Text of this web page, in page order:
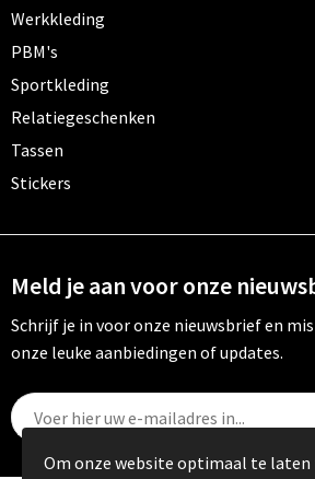
Werkkleding
PBM's
Sportkleding
Relatiegeschenken
Tassen
Stickers
Meld je aan voor onze
Schrijf je in voor onze nieuwsbrief en
onze leuke aanbiedingen of updates.
Om onze website optimaal te